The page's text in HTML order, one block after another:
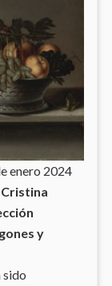
enero 2024
y
sido